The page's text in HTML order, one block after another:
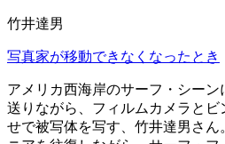
竹井達男
写真家が移動できなくなったとき
アメリカ西海岸のサーフ・シー
送りながら、フィルムカメラと
せで被写体を写す、竹井達男さ